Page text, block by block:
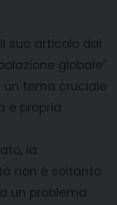
suo articolo dal
globale”
un tema cruciale
e propria
la
non è soltanto
un problema